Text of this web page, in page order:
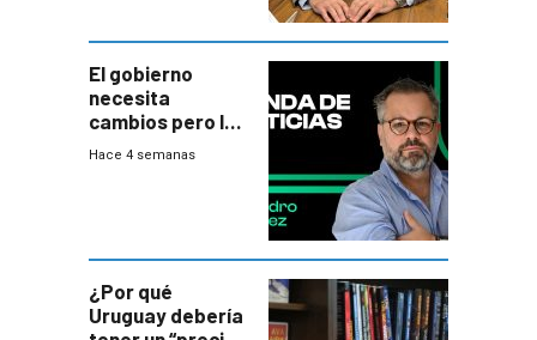
El gobierno
necesita
cambios pero los
ministros tienen
Hace 4 semanas
¿Por qué
Uruguay debería